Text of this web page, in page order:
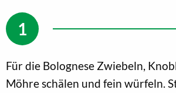
Für die Bolognese Zwiebeln,
Möhre schälen und fein würfeln.